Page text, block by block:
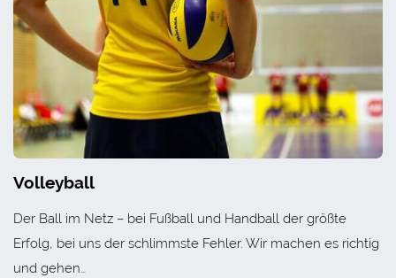
Volleyball
Der Ball im Netz – bei Fußball und Handball der größte
Erfolg, bei uns der schlimmste Fehler. Wir machen es richtig
und gehen…